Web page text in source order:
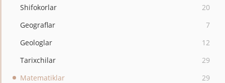
Shifokorlar
20
Geograflar
7
Geologlar
12
Tarixchilar
29
Matematiklar
29